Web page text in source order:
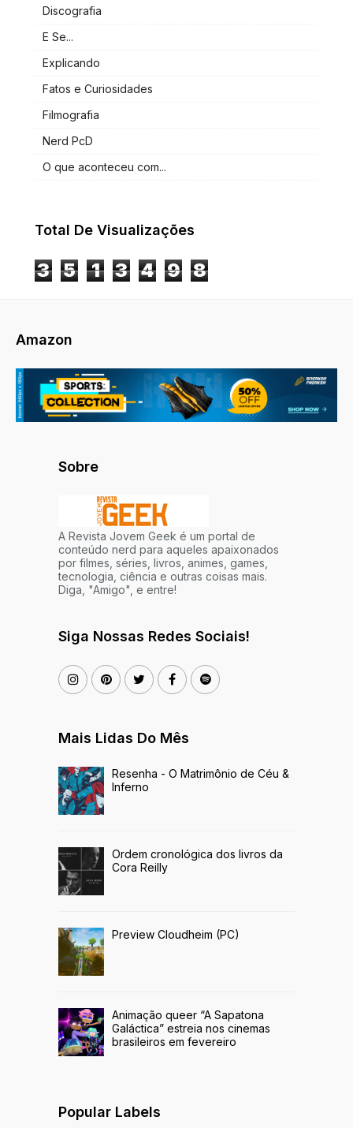
Discografia
E Se...
Explicando
Fatos e Curiosidades
Filmografia
Nerd PcD
O que aconteceu com...
Total De Visualizações
3 5 1 3 4 9 8
Amazon
Sobre
A Revista Jovem Geek é um portal de
conteúdo nerd para aqueles apaixonados
por filmes, séries, livros, animes, games,
tecnologia, ciência e outras coisas mais.
Diga, "Amigo", e entre!
Siga Nossas Redes Sociais!
Mais Lidas Do Mês
Resenha - O Matrimônio de Céu &
Inferno
Ordem cronológica dos livros da
Cora Reilly
Preview Cloudheim (PC)
Animação queer “A Sapatona
Galáctica” estreia nos cinemas
brasileiros em fevereiro
Popular Labels